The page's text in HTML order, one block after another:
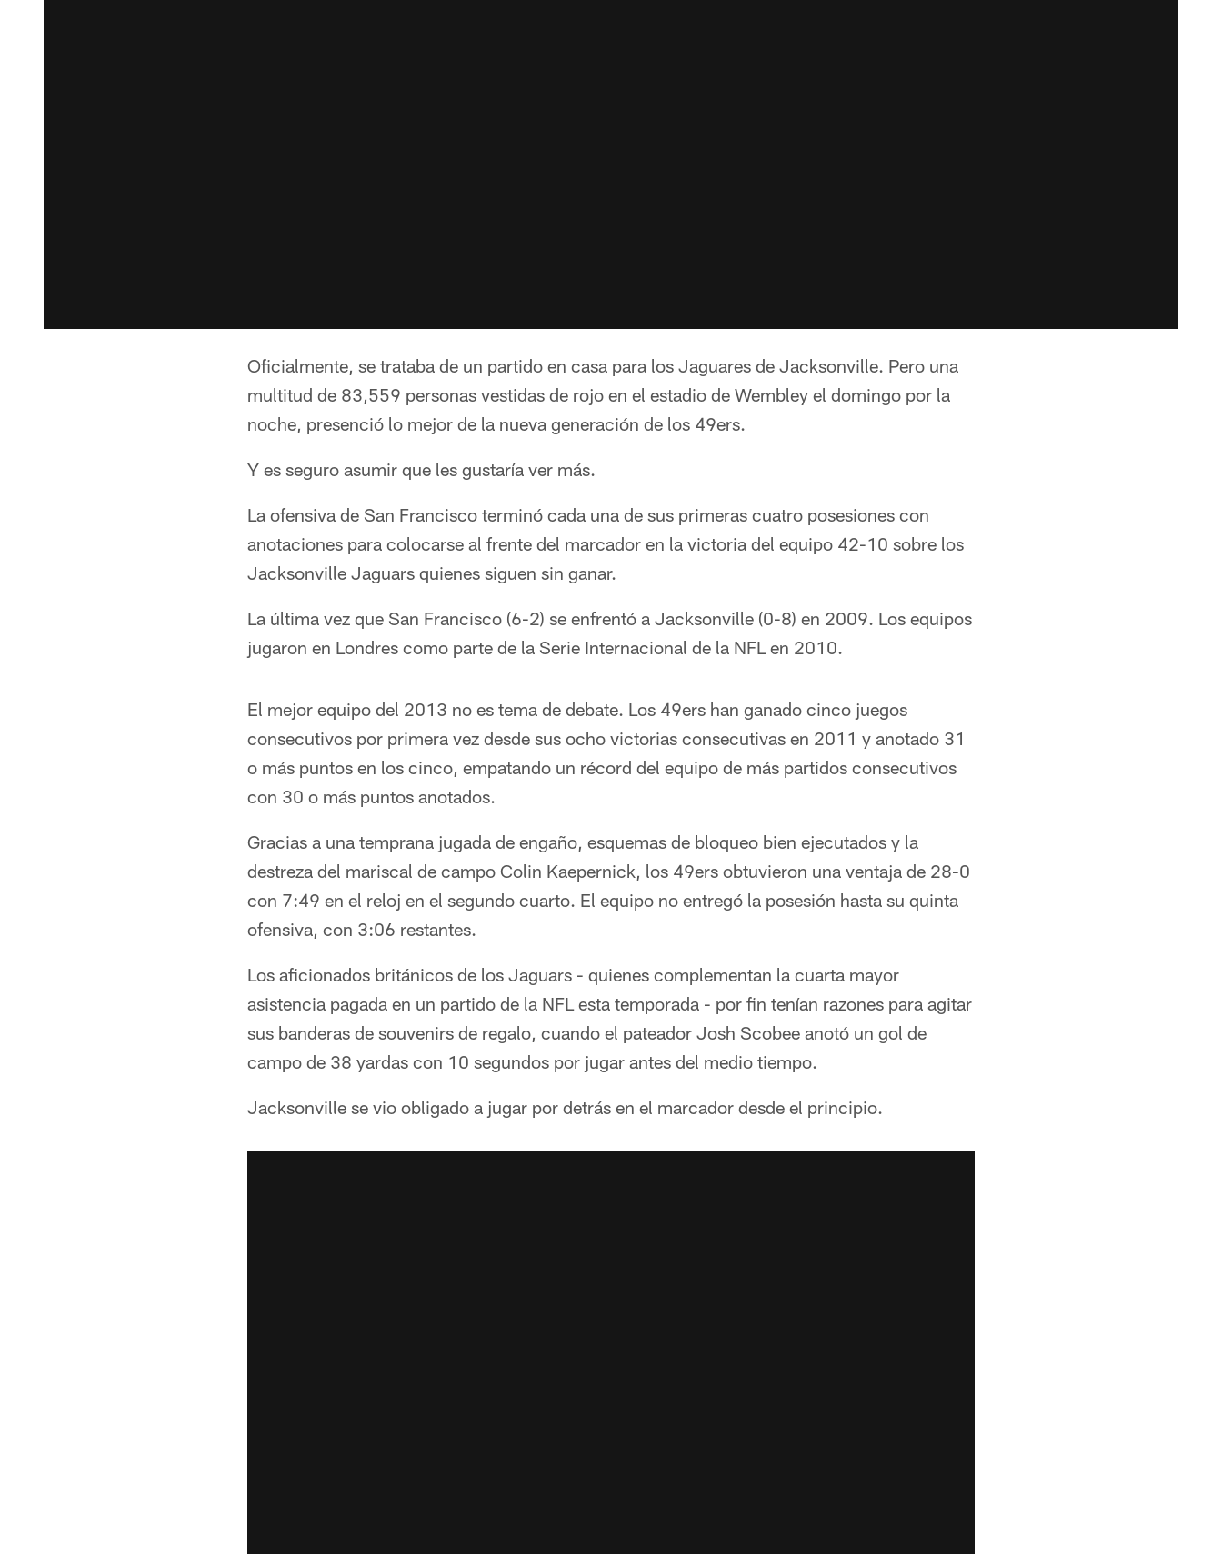
Oficialmente, se trataba de un partido en casa para los Jaguares de Jacksonville. Pero una
multitud de 83,559 personas vestidas de rojo en el estadio de Wembley el domingo por la
noche, presenció lo mejor de la nueva generación de los 49ers.
Y es seguro asumir que les gustaría ver más.
La ofensiva de San Francisco terminó cada una de sus primeras cuatro posesiones con
anotaciones para colocarse al frente del marcador en la victoria del equipo 42-10 sobre los
Jacksonville Jaguars quienes siguen sin ganar.
La última vez que San Francisco (6-2) se enfrentó a Jacksonville (0-8) en 2009. Los equipos
jugaron en Londres como parte de la Serie Internacional de la NFL en 2010.
El mejor equipo del 2013 no es tema de debate. Los 49ers han ganado cinco juegos
consecutivos por primera vez desde sus ocho victorias consecutivas en 2011 y anotado 31
o más puntos en los cinco, empatando un récord del equipo de más partidos consecutivos
con 30 o más puntos anotados.
Gracias a una temprana jugada de engaño, esquemas de bloqueo bien ejecutados y la
destreza del mariscal de campo Colin Kaepernick, los 49ers obtuvieron una ventaja de 28-0
con 7:49 en el reloj en el segundo cuarto. El equipo no entregó la posesión hasta su quinta
ofensiva, con 3:06 restantes.
Los aficionados británicos de los Jaguars - quienes complementan la cuarta mayor
asistencia pagada en un partido de la NFL esta temporada - por fin tenían razones para agitar
sus banderas de souvenirs de regalo, cuando el pateador Josh Scobee anotó un gol de
campo de 38 yardas con 10 segundos por jugar antes del medio tiempo.
Jacksonville se vio obligado a jugar por detrás en el marcador desde el principio.